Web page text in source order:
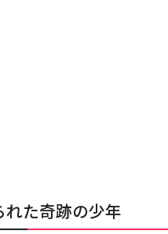
た奇跡の少年